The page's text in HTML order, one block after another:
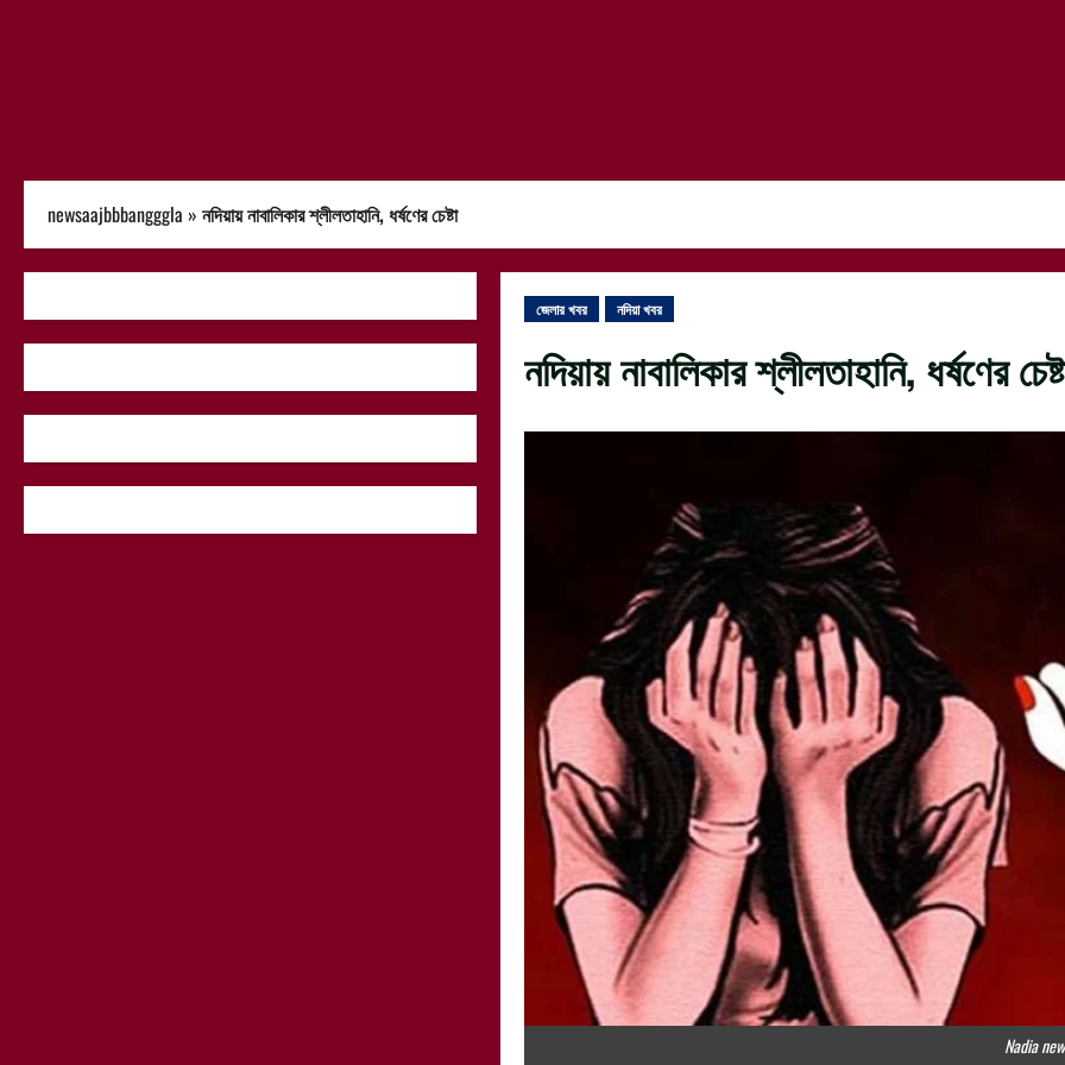
newsaajbbbangggla » নদিয়ায় নাবালিকার শ্লীলতাহানি, ধর্ষণের চেষ্টা
জেলার খবর নদিয়া খবর
নদিয়ায় নাবালিকার শ্লীলতাহানি, ধর্ষণের
Nadia